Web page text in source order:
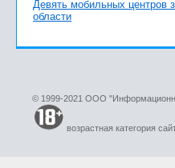
Девять мобильных центров
области
© 1999-2021 ООО
возрастная категория